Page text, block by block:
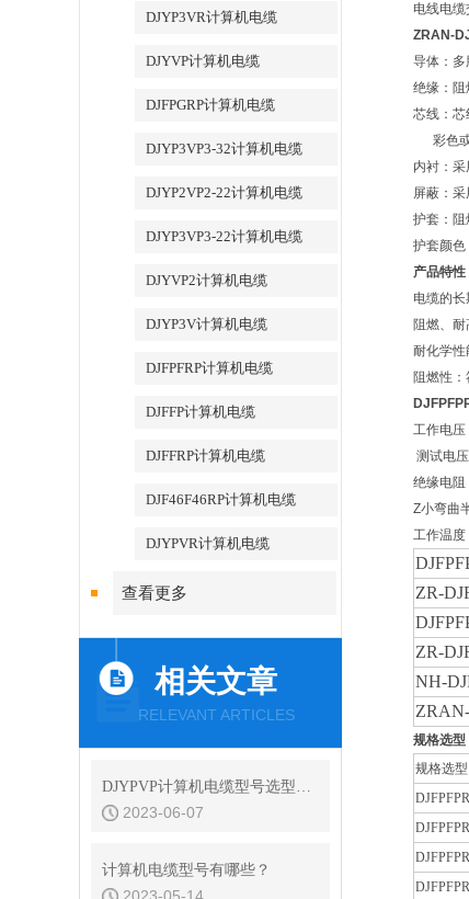
DJYP3VR计算机电缆
DJYVP计算机电缆
DJFPGRP计算机电缆
DJYP3VP3-32计算机电缆
DJYP2VP2-22计算机电缆
DJYP3VP3-22计算机电缆
DJYVP2计算机电缆
DJYP3V计算机电缆
DJFPFRP计算机电缆
DJFFP计算机电缆
DJFFRP计算机电缆
DJF46F46RP计算机电缆
DJYPVR计算机电缆
查看更多
相关文章
RELEVANT ARTICLES
DJYPVP计算机电缆型号选型说明
2023-06-07
计算机电缆型号有哪些？
电线电
ZRAN-
导体：多
绝缘：阻
芯线：芯
彩色或
内衬：
屏蔽：
护套：阻
护套颜色
产品特性
电缆的
阻燃、
耐化学性
阻燃性
工作电
测试电
绝缘电阻
Z小弯曲
工作温
ZR-
ZR-
NH-
ZRAN-
规格选型
规格